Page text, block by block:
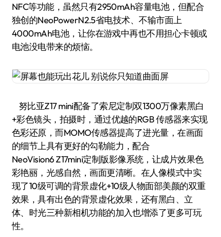
NFC等功能，虽然只有2950mAh容量电池，但配合
独创的NeoPowerN2.5省电技术、不输市面上
4000mAh电池，让你在游戏中再也不用担心卡顿或
电池没电带来的烦恼。
努比亚Z17 mini配备了索尼定制双1300万像素黑白
+彩色镜头，拍摄时，通过优越的RGB 传感器来实现
色彩还原，而MOMO传感器提高了进光量，在画面
的细节上具有更好的勾勒能力，配合
NeoVision6 Z17mini定制版影像系统，让成片效果色
彩艳丽，光感自然，画面更清晰。在人像模式中实
现了10级可调的背景虚化+10级人物面部美颜的双重
效果，具有出色的背景虚化效果，还有黑白、立
体、时光三种新相机功能的加入也增添了更多可玩
性。